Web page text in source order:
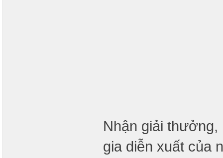
Nhận giải
gia diễn xuất của